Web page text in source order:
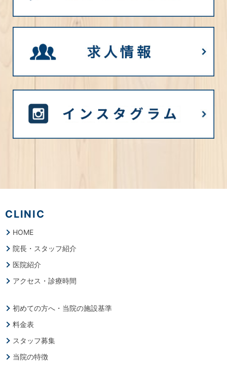
CLINIC
HOME
院長・スタッフ紹介
医院紹介
アクセス・診療時間
初めての方へ・当院の施設基準
料金表
スタッフ募集
当院の特徴